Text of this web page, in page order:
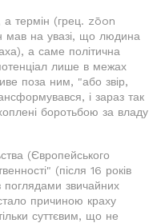
а термін (грец. zōon
мав на увазі, що людина
а саме політична
лише в межах
поза ним, "або звір,
і зараз так
боротьбою за владу
(Європейського
(після 16 років
поглядами звичайних
причиною краху
суттєвим, що не